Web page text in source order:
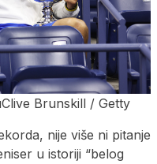
Brunskill / Getty
nije više ni pitanje
u istoriji “belog